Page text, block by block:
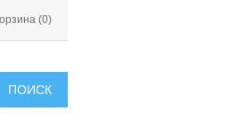
(0)
ПОИСК